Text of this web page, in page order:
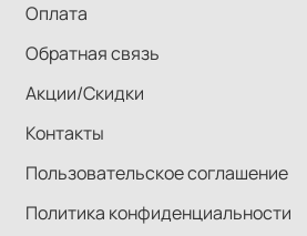
Оплата
Обратная связь
Акции/Скидки
Контакты
Пользовательское соглашение
Политика конфиденциальности